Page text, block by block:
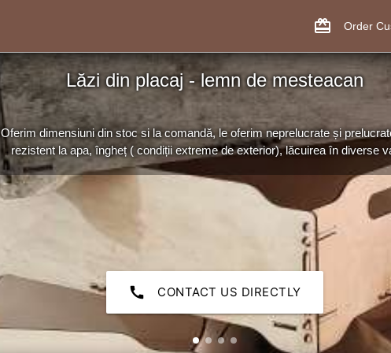
card_giftcard Order
call CONTACT US DIRECTLY
Lăzi din placaj - lemn de mesteacan
Oferim dimensiuni din stoc si la comandă, le oferim neprelucrate și
rezistent la apa, îngheț ( condiții extreme de exterior), lăcuirea în diverse